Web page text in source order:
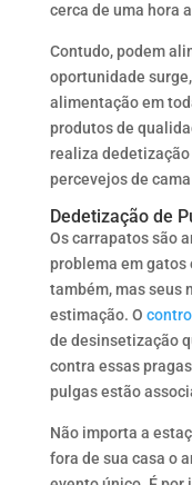
cerca de uma hora
Contudo, podem
oportunidade
alimentação em
produtos de
realiza
percevejos de
Dedetização de
Os carrapatos são
problema em gatos
também, mas seus
estimação. O
de desinsetização
contra essas
pulgas estão
Não importa a
fora de sua casa o